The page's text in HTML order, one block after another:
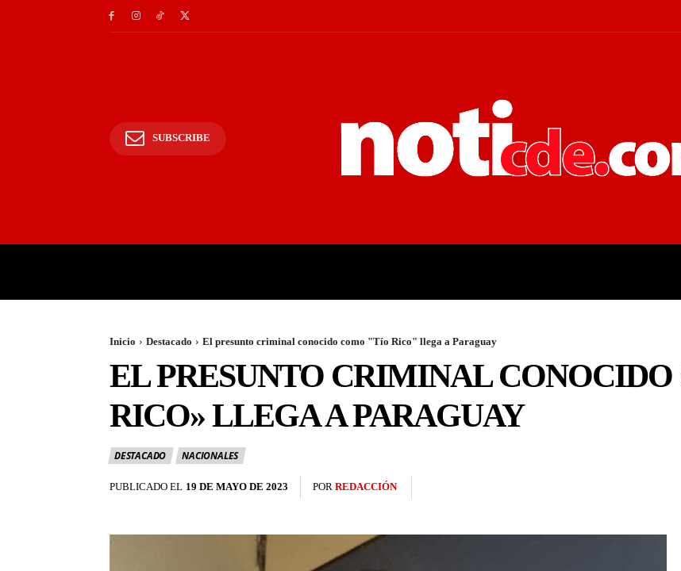
SUBSCRIBE
Inicio Destacado El presunto criminal conocido como "Tío Rico" llega a Paraguay
EL PRESUNTO CRIMINAL
RICO» LLEGA A PARAGUAY
DESTACADO NACIONALES
PUBLICADO EL 19 DE MAYO DE 2023 POR REDACCIÓN